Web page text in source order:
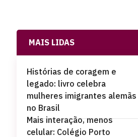
MAIS LIDAS
Histórias de coragem e
legado: livro celebra
mulheres imigrantes alemãs
no Brasil
Mais interação, menos
celular: Colégio Porto